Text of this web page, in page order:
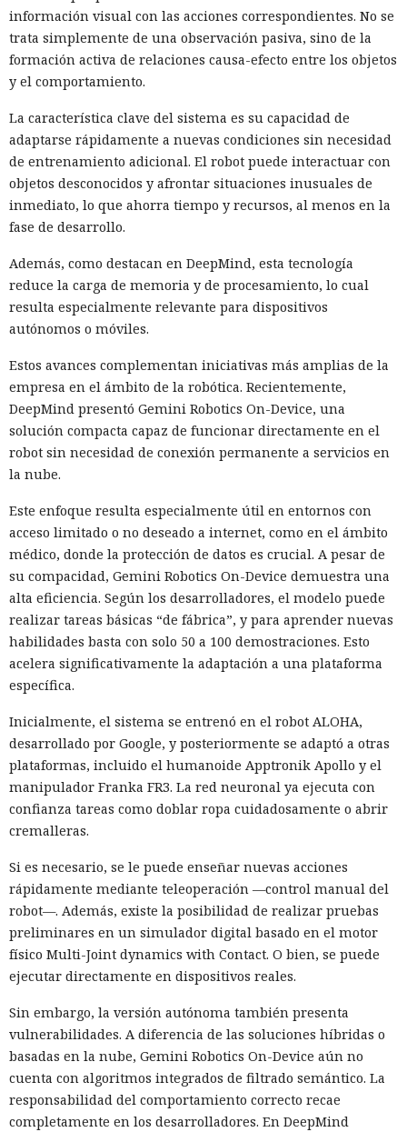
información visual con las acciones correspondientes. No se
trata simplemente de una observación pasiva, sino de la
formación activa de relaciones causa-efecto entre los objetos
y el comportamiento.
La característica clave del sistema es su capacidad de
adaptarse rápidamente a nuevas condiciones sin necesidad
de entrenamiento adicional. El robot puede interactuar con
objetos desconocidos y afrontar situaciones inusuales de
inmediato, lo que ahorra tiempo y recursos, al menos en la
fase de desarrollo.
Además, como destacan en DeepMind, esta tecnología
reduce la carga de memoria y de procesamiento, lo cual
resulta especialmente relevante para dispositivos
autónomos o móviles.
Estos avances complementan iniciativas más amplias de la
empresa en el ámbito de la robótica. Recientemente,
DeepMind presentó Gemini Robotics On-Device, una
solución compacta capaz de funcionar directamente en el
robot sin necesidad de conexión permanente a servicios en
la nube.
Este enfoque resulta especialmente útil en entornos con
acceso limitado o no deseado a internet, como en el ámbito
médico, donde la protección de datos es crucial. A pesar de
su compacidad, Gemini Robotics On-Device demuestra una
alta eficiencia. Según los desarrolladores, el modelo puede
realizar tareas básicas “de fábrica”, y para aprender nuevas
habilidades basta con solo 50 a 100 demostraciones. Esto
acelera significativamente la adaptación a una plataforma
específica.
Inicialmente, el sistema se entrenó en el robot ALOHA,
desarrollado por Google, y posteriormente se adaptó a otras
plataformas, incluido el humanoide Apptronik Apollo y el
manipulador Franka FR3. La red neuronal ya ejecuta con
confianza tareas como doblar ropa cuidadosamente o abrir
cremalleras.
Si es necesario, se le puede enseñar nuevas acciones
rápidamente mediante teleoperación —control manual del
robot—. Además, existe la posibilidad de realizar pruebas
preliminares en un simulador digital basado en el motor
físico Multi-Joint dynamics with Contact. O bien, se puede
ejecutar directamente en dispositivos reales.
Sin embargo, la versión autónoma también presenta
vulnerabilidades. A diferencia de las soluciones híbridas o
basadas en la nube, Gemini Robotics On-Device aún no
cuenta con algoritmos integrados de filtrado semántico. La
responsabilidad del comportamiento correcto recae
completamente en los desarrolladores. En DeepMind